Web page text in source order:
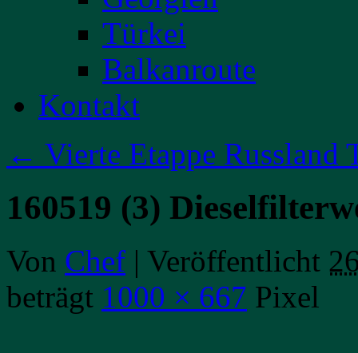
Türkei
Balkanroute
Kontakt
← Vierte Etappe Russland
160519 (3)
Von Chef | Veröffentlicht
beträgt 1000 × 667 Pixel